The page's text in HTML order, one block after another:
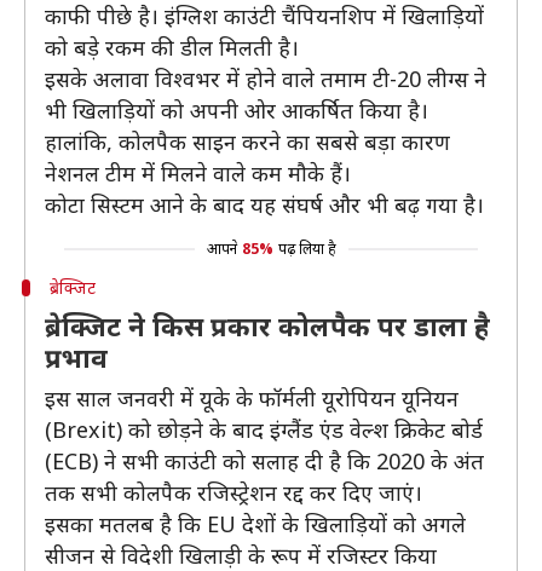
काफी पीछे है। इंग्लिश काउंटी चैंपियनशिप में खिलाड़ियों
को बड़े रकम की डील मिलती है।
इसके अलावा विश्वभर में होने वाले तमाम टी-20 लीग्स ने
भी खिलाड़ियों को अपनी ओर आकर्षित किया है।
हालांकि, कोलपैक साइन करने का सबसे बड़ा कारण
नेशनल टीम में मिलने वाले कम मौके हैं।
कोटा सिस्टम आने के बाद यह संघर्ष और भी बढ़ गया है।
आपने 85% पढ़ लिया है
ब्रेक्जिट
ब्रेक्जिट ने किस प्रकार कोलपैक पर डाला है
प्रभाव
इस साल जनवरी में यूके के फॉर्मली यूरोपियन यूनियन
(Brexit) को छोड़ने के बाद इंग्लैंड एंड वेल्श क्रिकेट बोर्ड
(ECB) ने सभी काउंटी को सलाह दी है कि 2020 के अंत
तक सभी कोलपैक रजिस्ट्रेशन रद्द कर दिए जाएं।
इसका मतलब है कि EU देशों के खिलाड़ियों को अगले
सीजन से विदेशी खिलाड़ी के रूप में रजिस्टर किया